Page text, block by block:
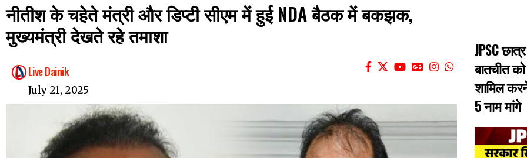
नीतीश के चहेते मंत्री और डिप्टी सीएम में हुई NDA बैठक में बकझक,
मुख्यमंत्री देखते रहे तमाशा
Live Dainik
July 21, 2025
JPSC
बातचीत
शामिल
5 नाम मांगे